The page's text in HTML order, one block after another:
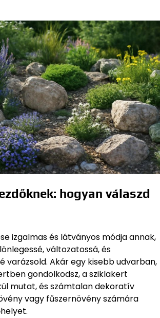
hogyan válaszd
izgalmas és látványos módja annak,
változatossá, és
varázsold. Akár egy kisebb udvarban,
gondolkodsz, a sziklakert
mutat, és számtalan dekoratív
vagy fűszernövény számára